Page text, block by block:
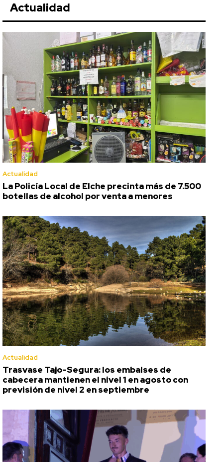
Actualidad
Actualidad
La Policía Local de Elche precinta más de 7.500
botellas de alcohol por venta a menores
Actualidad
Trasvase Tajo-Segura: los embalses de
cabecera mantienen el nivel 1 en agosto con
previsión de nivel 2 en septiembre